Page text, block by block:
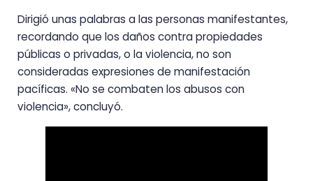
Dirigió unas palabras a las personas manifestantes,
recordando que los daños contra propiedades
públicas o privadas, o la violencia, no son
consideradas expresiones de manifestación
pacíficas. «No se combaten los abusos con
violencia», concluyó.